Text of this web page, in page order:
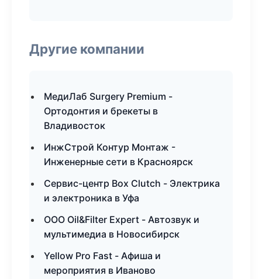
Другие компании
МедиЛаб Surgery Premium -
Ортодонтия и брекеты в
Владивосток
ИнжСтрой Контур Монтаж -
Инженерные сети в Красноярск
Сервис-центр Box Clutch - Электрика
и электроника в Уфа
ООО Oil&Filter Expert - Автозвук и
мультимедиа в Новосибирск
Yellow Pro Fast - Афиша и
мероприятия в Иваново